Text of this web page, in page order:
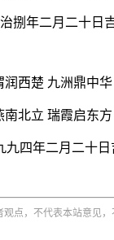
捌年二月二十日
润西楚 九洲鼎中华
南北立 瑞霞启东方
九四年二月二十日
点，不代表本站意见，